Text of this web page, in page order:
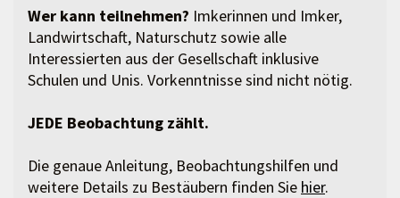
Wer kann teilnehmen? Imkerinnen und Imker,
Landwirtschaft, Naturschutz sowie alle
Interessierten aus der Gesellschaft inklusive
Schulen und Unis. Vorkenntnisse sind nicht nötig.
JEDE Beobachtung zählt.
Die genaue Anleitung, Beobachtungshilfen und
weitere Details zu Bestäubern finden Sie hier.